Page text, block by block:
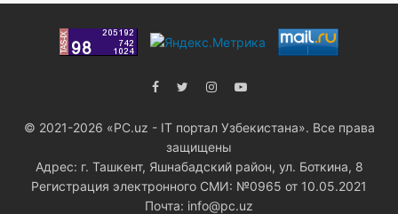
© 2021-2026 «PC.uz - IT портал Узбекистана». Все права
защищены
Адрес: г. Ташкент, Яшнабадский район, ул. Боткина, 8
Регистрация электронного СМИ: №0965 от 10.05.2021
Почта: info@pc.uz